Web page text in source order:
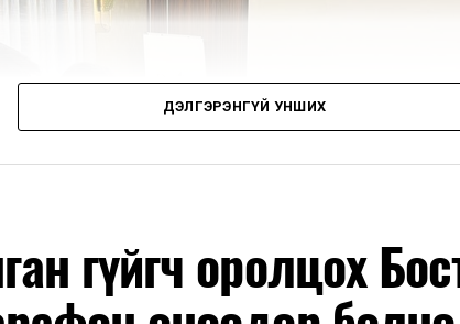
ДЭЛГЭРЭНГҮЙ УНШИХ
гүйгч оролцох